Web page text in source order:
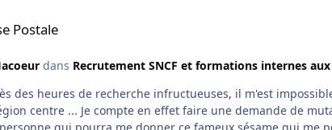
Postale
dans Recrutement SNCF et formations internes
mutation pour intégrer une de leur